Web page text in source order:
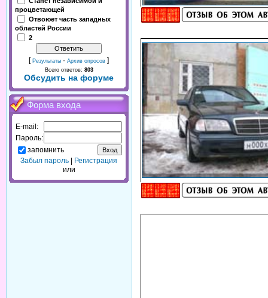
процветающей
Отвоюет часть западных
областей России
2
[ Результаты · Архив опросов ]
Всего ответов: 803
Обсудить на форуме
Форма входа
E-mail:
Пароль:
запомнить
Забыл пароль
Регистрация
или